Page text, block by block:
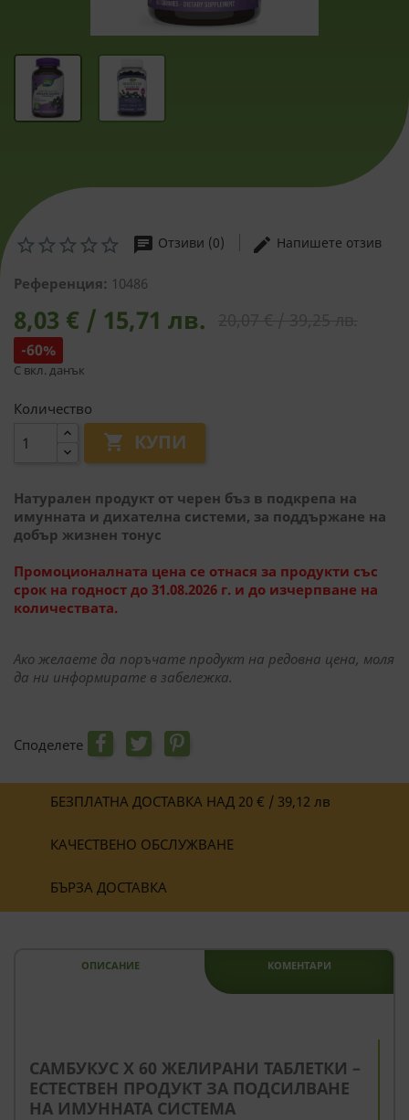
chat Отзиви (0) edit Напишете отзив
Референция: 10486
8,03 € / 15,71 лв.
-60%
С вкл. данък
Количество
 КУПИ
Натурален продукт от черен бъз в подкрепа на
имунната и дихателна системи, за поддържане на
добър жизнен тонус
Промоционалната цена се отнася за продукти със
срок на годност до 31.08.2026 г. и до изчерпване на
количествата.
Ако желаете да поръчате продукт на редовна цена, моля
да ни информирате в забележка.
Споделете
БЕЗПЛАТНА ДОСТАВКА НАД 20 € / 39,12 лв
КАЧЕСТВЕНО ОБСЛУЖВАНЕ
БЪРЗА ДОСТАВКА
ОПИСАНИЕ КОМЕНТАРИ
САМБУКУС X 60 ЖЕЛИРАНИ ТАБЛЕТКИ –
ЕСТЕСТВЕН ПРОДУКТ ЗА ПОДСИЛВАНЕ
НА ИМУННАТА СИСТЕМА